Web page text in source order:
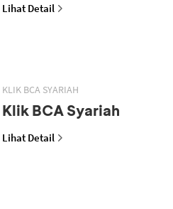
Lihat Detail
KLIK BCA SYARIAH
Klik BCA Syariah
Lihat Detail